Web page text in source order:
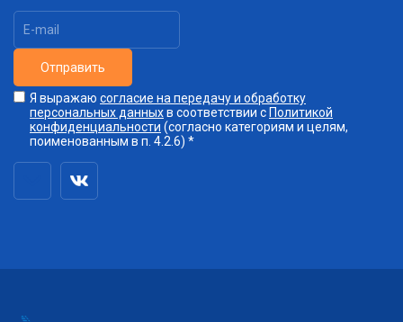
Отправить
Я выражаю согласие на передачу и обработку
персональных данныхв соответствии с Политикой
конфиденциальности (согласно категориям и целям,
поименованным в п. 4.2.6) *